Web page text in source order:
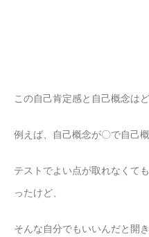
この自己肯定感と自己概念は
例えば、自己概念が〇で自己
テストでよい点が取れなくて
ったけど、
そんな自分でもいいんだと開